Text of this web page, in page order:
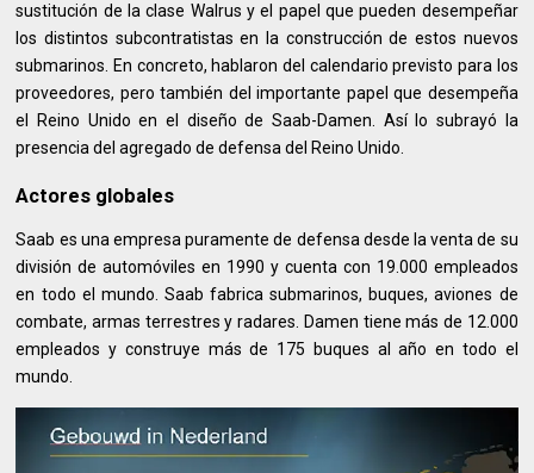
sustitución de la clase Walrus y el papel que pueden desempeñar
los distintos subcontratistas en la construcción de estos nuevos
submarinos. En concreto, hablaron del calendario previsto para los
proveedores, pero también del importante papel que desempeña
el Reino Unido en el diseño de Saab-Damen. Así lo subrayó la
presencia del agregado de defensa del Reino Unido.
Actores globales
Saab es una empresa puramente de defensa desde la venta de su
división de automóviles en 1990 y cuenta con 19.000 empleados
en todo el mundo. Saab fabrica submarinos, buques, aviones de
combate, armas terrestres y radares. Damen tiene más de 12.000
empleados y construye más de 175 buques al año en todo el
mundo.